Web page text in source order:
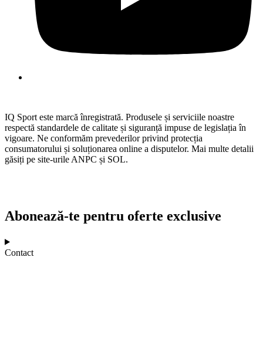
IQ Sport este marcă înregistrată. Produsele și serviciile noastre
respectă standardele de calitate și siguranță impuse de legislația în
vigoare. Ne conformăm prevederilor privind protecția
consumatorului și soluționarea online a disputelor. Mai multe detalii
găsiți pe site-urile ANPC și SOL.
Abonează-te pentru oferte exclusive
Contact